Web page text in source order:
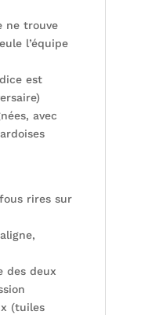
ne trouve
l’équipe
est
avec
rires sur
des deux
(tuiles